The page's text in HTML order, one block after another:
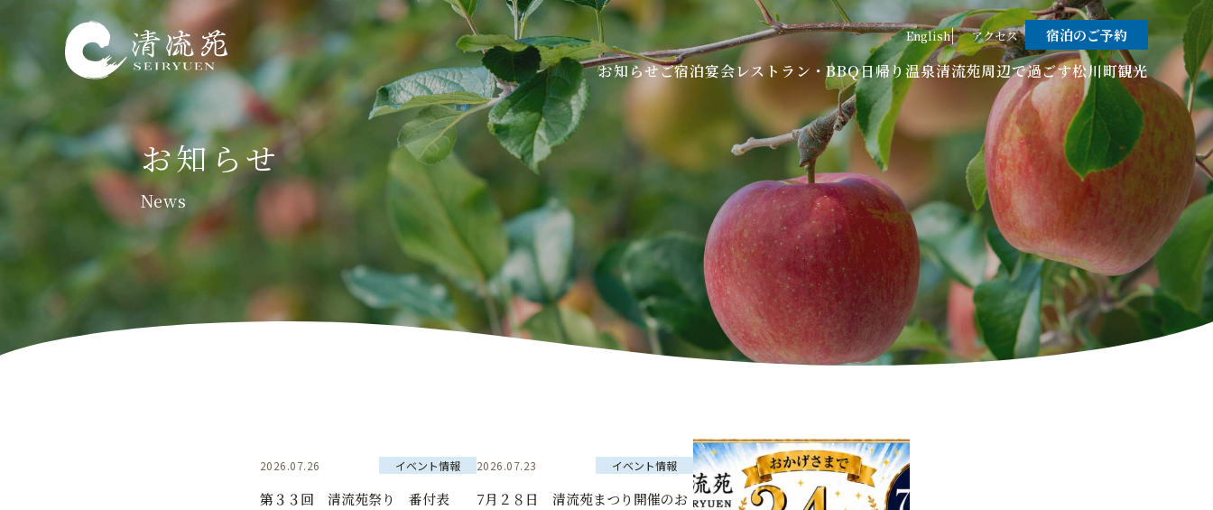
English アクセス 宿泊のご予約
お知らせご宿泊宴会レストラン・BBQ日帰り温泉清流苑周辺で過ごす松川町観光
お知らせ
News
2026.07.26 イベント情報
第３３回 清流苑祭り 番付表
2026.07.23 イベント情報
7月２８日 清流苑まつり開催のお